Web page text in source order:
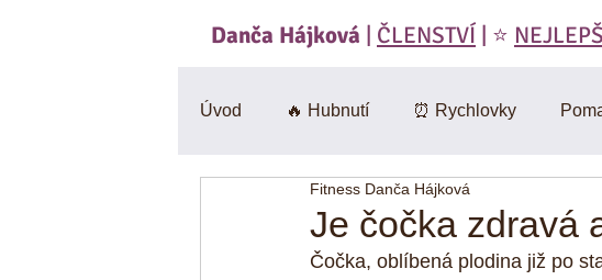
Danča Hájková | ČLENSTVÍ | ⭐️
Úvod 🔥 Hubnutí ⏰ Rychlovky
🍄 Houby Saláty
Je čočka zdravá
Fitness Danča Hájková
Čočka, oblíbená plodina již po